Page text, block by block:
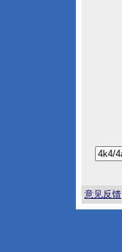
意见反馈